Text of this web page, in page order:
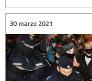
30 marzo 2021